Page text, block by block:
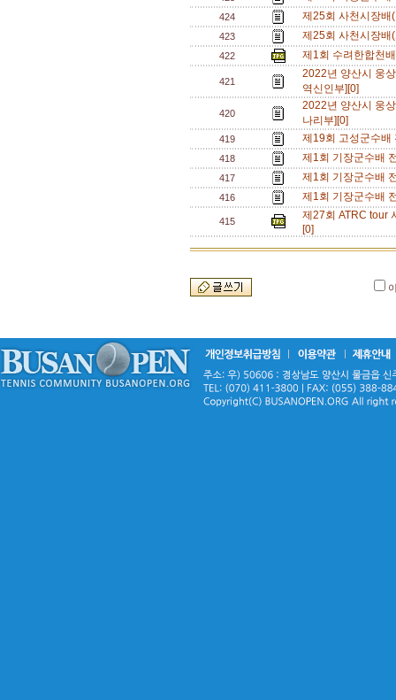
424 제25회 사천시장
423 제25회 사천시장
422 제1회 수려한합천
421
2022년 양산시 웅
역신인부][0]
420
2022년 양산시 웅
나리부][0]
419 제19회 고성군수
418 제1회 기장군수배
417 제1회 기장군수배
416 제1회 기장군수배
415
제27회 ATRC tour
[0]